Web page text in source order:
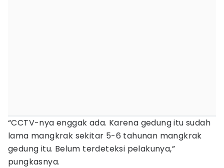
“CCTV-nya enggak ada. Karena gedung itu sudah
lama mangkrak sekitar 5-6 tahunan mangkrak
gedung itu. Belum terdeteksi pelakunya,”
pungkasnya.